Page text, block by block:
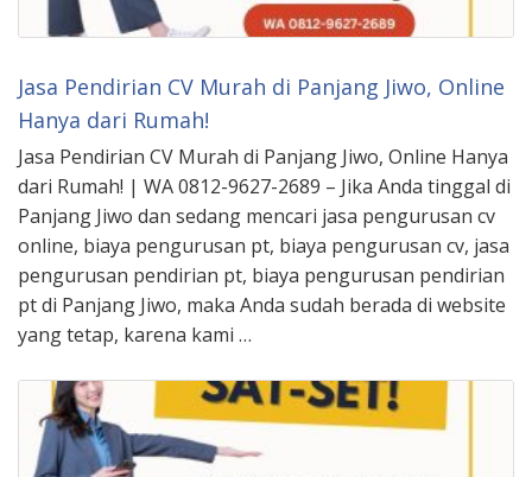
Jasa Pendirian CV Murah di Panjang Jiwo, Online
Hanya dari Rumah!
Jasa Pendirian CV Murah di Panjang Jiwo, Online Hanya
dari Rumah! | WA 0812-9627-2689 – Jika Anda tinggal di
Panjang Jiwo dan sedang mencari jasa pengurusan cv
online, biaya pengurusan pt, biaya pengurusan cv, jasa
pengurusan pendirian pt, biaya pengurusan pendirian
pt di Panjang Jiwo, maka Anda sudah berada di website
yang tetap, karena kami …